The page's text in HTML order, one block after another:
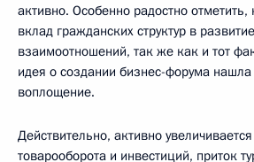
активно. Особенно радостно
вклад гражданских структур в
взаимоотношений, так же как и тот
идея о создании бизнес-форума
воплощение.
Действительно, активно
товарооборота и инвестиций, приток